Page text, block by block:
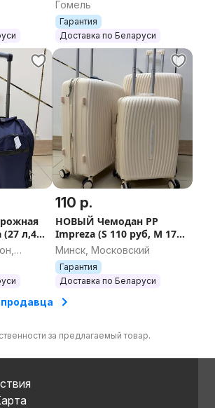
155 руб) + БЕСПЛАТНАЯ
ОТПРАВКА
Гомель
Гарантия
Доставка по Беларуси
л,46
110 р.
НОВЫЙ Чемодан PP
Impreza (S 110 руб, М 175
руб, L 175 руб) +
БЕСПЛАТНАЯ ОТПРАВКА
Минск, Московский
Гарантия
Доставка по Беларуси
за предлагаемый товар.